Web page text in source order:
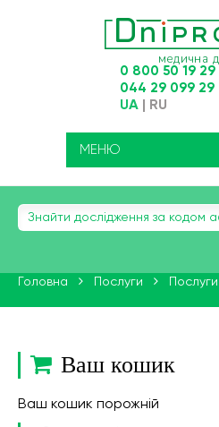
0 800 50 19 29
044 29 099 29
UA RU
МЕНЮ
Головна Послуги Послуги
Ваш кошик
Ваш кошик порожній